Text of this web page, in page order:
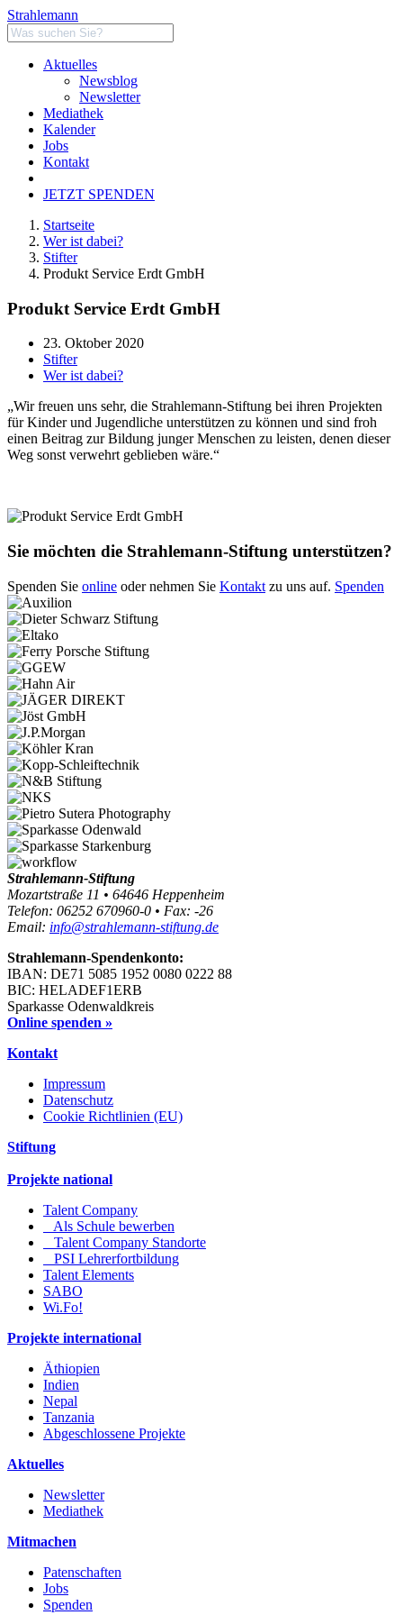
Strahlemann
Aktuelles
Newsblog
Newsletter
Mediathek
Kalender
Jobs
Kontakt
JETZT SPENDEN
Startseite
Wer ist dabei?
Stifter
Produkt Service Erdt GmbH
Produkt Service Erdt GmbH
23. Oktober 2020
Stifter
Wer ist dabei?
„Wir freuen uns sehr, die Strahlemann-Stiftung bei ihren Projekten
für Kinder und Jugendliche unterstützen zu können und sind froh
einen Beitrag zur Bildung junger Menschen zu leisten, denen dieser
Weg sonst verwehrt geblieben wäre.“
Sie möchten die Strahlemann-Stiftung unterstützen?
Spenden Sie online oder nehmen Sie Kontakt zu uns auf. Spenden
Strahlemann-Stiftung
Mozartstraße 11 • 64646 Heppenheim
Telefon: 06252 670960-0 • Fax: -26
Email: info@strahlemann-stiftung.de
Strahlemann-Spendenkonto:
IBAN: DE71 5085 1952 0080 0222 88
BIC: HELADEF1ERB
Sparkasse Odenwaldkreis
Online spenden »
Kontakt
Impressum
Datenschutz
Cookie Richtlinien (EU)
Stiftung
Projekte national
Talent Company
Als Schule bewerben
Talent Company Standorte
PSI Lehrerfortbildung
Talent Elements
SABO
Wi.Fo!
Projekte international
Äthiopien
Indien
Nepal
Tanzania
Abgeschlossene Projekte
Aktuelles
Newsletter
Mediathek
Mitmachen
Patenschaften
Jobs
Spenden